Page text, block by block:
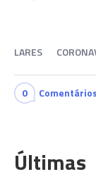
LARES
0
Últimas